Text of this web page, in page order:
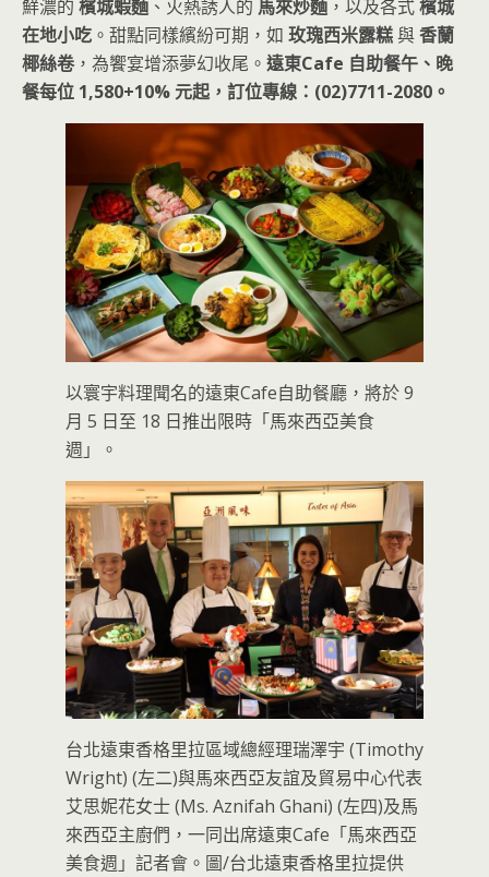
鮮濃的 檳城蝦麵 、火熱誘人的 馬來炒麵 ，以及各式檳城
在地小吃 。甜點同樣繽紛可期，如 玫瑰西米露糕與香蘭
椰絲卷，為饗宴增添夢幻收尾。 遠東Cafe 自助餐午、晚
餐每位 1,580+10% 元起，訂位專線：(02)7711-2080。
以寰宇料理聞名的遠東Cafe自助餐廳，將於 9
月 5 日至 18 日推出限時「馬來西亞美食
週」。
台北遠東香格里拉區域總經理瑞澤宇 (Timothy
Wright) (左二)與馬來西亞友誼及貿易中心代表
艾思妮花女士 (Ms. Aznifah Ghani) (左四)及馬
來西亞主廚們，一同出席遠東Cafe「馬來西亞
美食週」記者會。圖/台北遠東香格里拉提供